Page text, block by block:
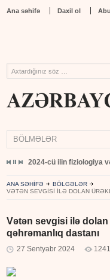
Ana səhifə Daxil ol
BÖLMƏLƏR
2024-cü ilin fiziologiya
ANA SƏHİFƏ
BÖLGƏLƏR
VƏTƏN SEVGISI ILƏ DOLAN
Vətən sevgisi ilə
qəhrəmanlıq dastanı
27 Sentyabr 2024 1241